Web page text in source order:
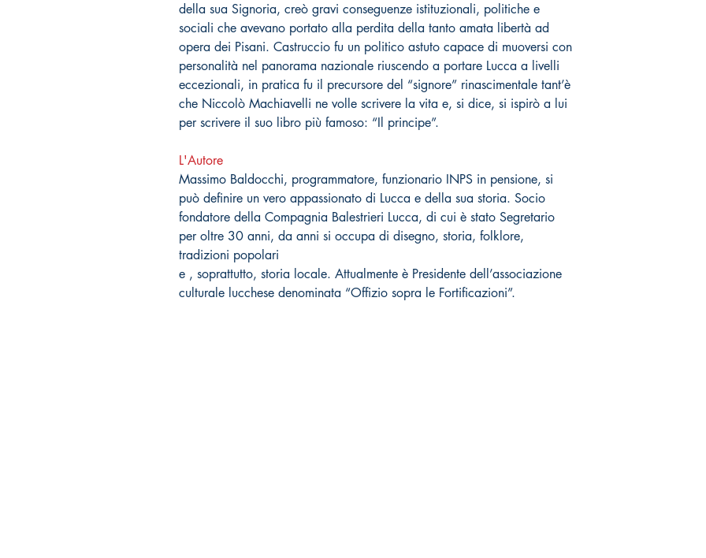
della sua Signoria, creò gravi conseguenze istituzionali, politiche e
sociali che avevano portato alla perdita della tanto amata libertà ad
opera dei Pisani. Castruccio fu un politico astuto capace di muoversi con
personalità nel panorama nazionale riuscendo a portare Lucca a livelli
eccezionali, in pratica fu il precursore del “signore” rinascimentale tant’è
che Niccolò Machiavelli ne volle scrivere la vita e, si dice, si ispirò a lui
per scrivere il suo libro più famoso: “Il principe”.
L'Autore
Massimo Baldocchi, programmatore, funzionario INPS in pensione, si
può definire un vero appassionato di Lucca e della sua storia. Socio
fondatore della Compagnia Balestrieri Lucca, di cui è stato Segretario
per oltre 30 anni, da anni si occupa di disegno, storia, folklore,
tradizioni popolari
e , soprattutto, storia locale. Attualmente è Presidente dell’associazione
culturale lucchese denominata “Offizio sopra le Fortificazioni”.